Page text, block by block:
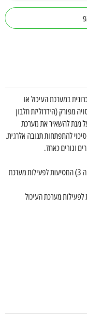
במערכת העיכול או
מפורק (הידרוליזת חלבון
מנת להשאיר את מערכת
להתפתחות תגובה אלרגית.
מכיל כמות מוגברת של חומצות שומן חיוניות (אומגה 3) המסיעות לפעילות מערכת
מערכת העיכול